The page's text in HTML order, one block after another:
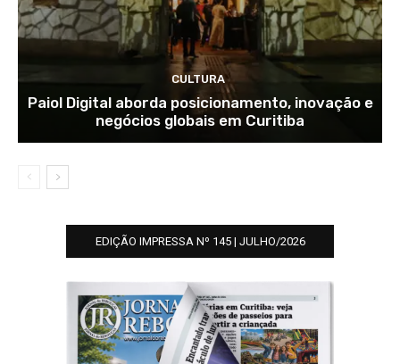
CULTURA
Paiol Digital aborda posicionamento, inovação e
negócios globais em Curitiba
EDIÇÃO IMPRESSA Nº 145 | JULHO/2026